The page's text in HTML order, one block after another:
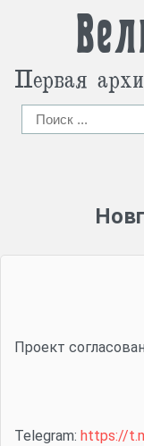
Первая
Проект
Telegram: https://